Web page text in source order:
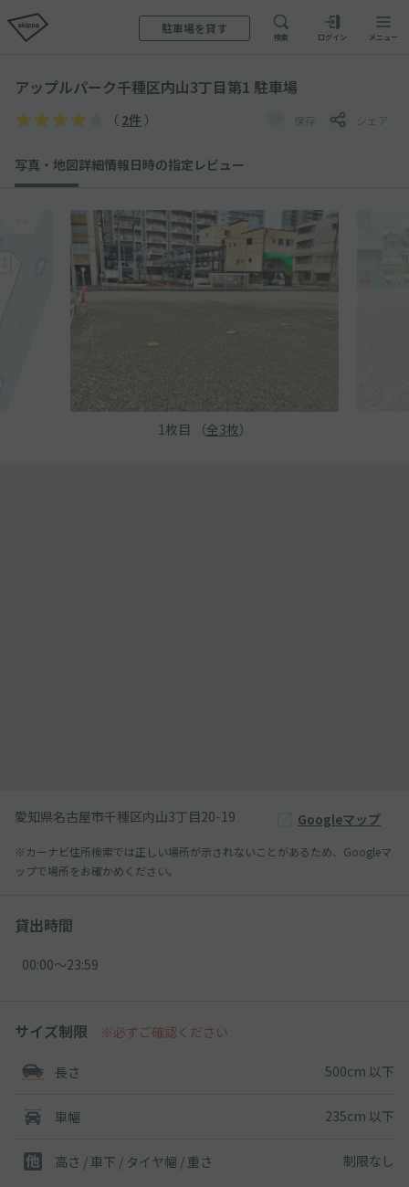
駐車場を貸す
検索 ログイン メニュー
アップルパーク千種区内山3丁目第1 駐車場
（ 2件 ） 保存 シェア
写真・地図詳細情報日時の指定 レビュー
1 枚目 （全3枚）
愛知県名古屋市千種区内山3丁目20-19 Googleマップ
※カーナビ住所検索では正しい場所が示されないことがあるため、Googleマ
ップで場所をお確かめください。
貸出時間
00:00〜23:59
サイズ制限 ※必ずご確認ください
長さ 500cm 以下
車幅 235cm 以下
高さ / 車下 / タイヤ幅 / 重さ 制限なし